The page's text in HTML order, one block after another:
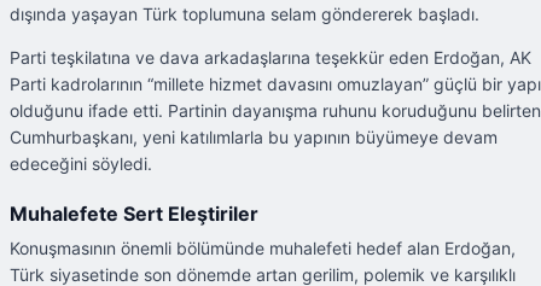
dışında yaşayan Türk toplumuna selam göndererek başladı.
Parti teşkilatına ve dava arkadaşlarına teşekkür eden Erdoğan, AK
Parti kadrolarının “millete hizmet davasını omuzlayan” güçlü bir yapı
olduğunu ifade etti. Partinin dayanışma ruhunu koruduğunu belirten
Cumhurbaşkanı, yeni katılımlarla bu yapının büyümeye devam
edeceğini söyledi.
Muhalefete Sert Eleştiriler
Konuşmasının önemli bölümünde muhalefeti hedef alan Erdoğan,
Türk siyasetinde son dönemde artan gerilim, polemik ve karşılıklı